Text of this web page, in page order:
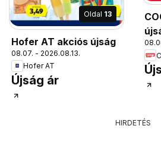
Oldal 13
Hofer AT akciós újság
08.07. - 2026.08.13.
Hofer AT
Újság ár
HIRDETÉS